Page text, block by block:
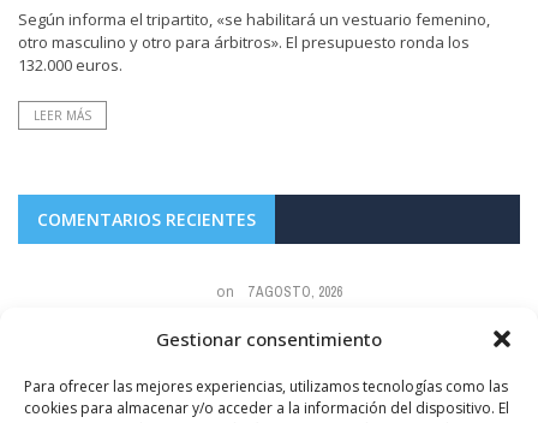
Gestionar consentimiento
Para ofrecer las mejores experiencias, utilizamos tecnologías como las
cookies para almacenar y/o acceder a la información del dispositivo. El
Según informa el tripartito, «se habilitará un vestuario femenino,
otro masculino y otro para árbitros». El presupuesto ronda los
132.000 euros.
LEER MÁS
COMENTARIOS RECIENTES
on 7 AGOSTO, 2026
esa foto se observa mas basura que colillas.
FOTODENUNCIAS | Fumar no es güay